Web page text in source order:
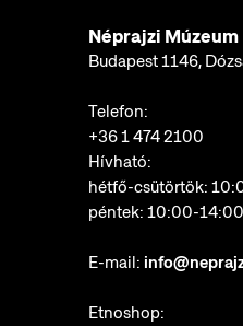
Néprajzi Múzeum
Budapest 1146,
Telefon:
+36 1 474 2100
Hívható:
hétfő-csütörtök:
péntek: 10:00-14:00
E-mail:
Etnoshop: